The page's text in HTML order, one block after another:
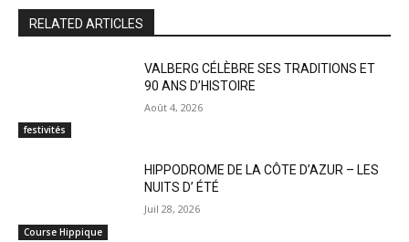
RELATED ARTICLES
festivités
VALBERG CÉLÈBRE SES TRADITIONS ET
90 ANS D’HISTOIRE
Août 4, 2026
Course Hippique
HIPPODROME DE LA CÔTE D’AZUR – LES
NUITS D’ ÉTÉ
Juil 28, 2026